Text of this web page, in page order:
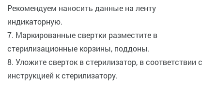
Рекомендуем наносить данные на ленту
индикаторную.
7. Маркированные свертки разместите в
стерилизационные корзины, поддоны.
8. Уложите сверток в стерилизатор, в соответствии с
инструкцией к стерилизатору.